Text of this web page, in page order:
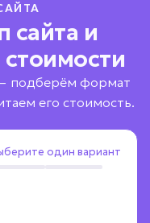
сайта и
стоимости
подберём формат
его стоимость.
один вариант
один вариант
решение
один вариант
один вариант
хотите
один вариант
и план